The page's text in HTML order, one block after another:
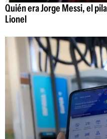
Quién era Jorge Messi, el
Lionel